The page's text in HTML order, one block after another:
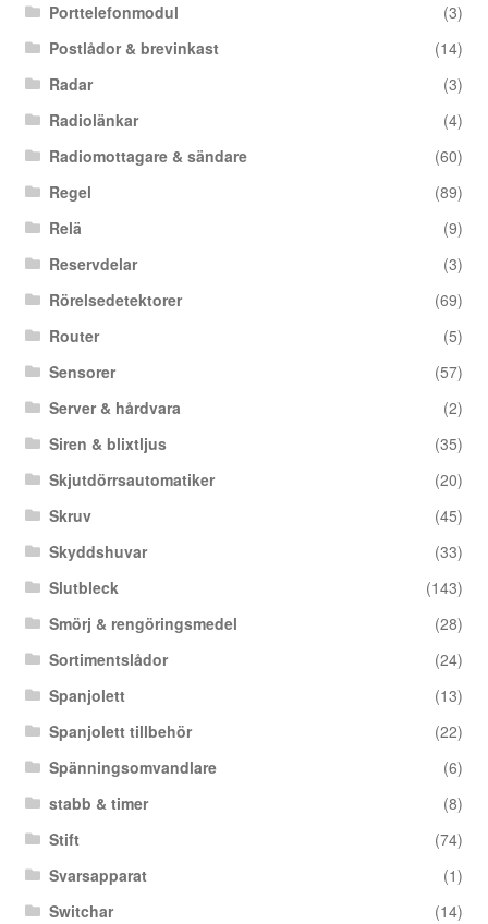
Porttelefonmodul
(3)
Postlådor & brevinkast
(14)
Radar
(3)
Radiolänkar
(4)
Radiomottagare & sändare
(60)
Regel
(89)
Relä
(9)
Reservdelar
(3)
Rörelsedetektorer
(69)
Router
(5)
Sensorer
(57)
Server & hårdvara
(2)
Siren & blixtljus
(35)
Skjutdörrsautomatiker
(20)
Skruv
(45)
Skyddshuvar
(33)
Slutbleck
(143)
Smörj & rengöringsmedel
(28)
Sortimentslådor
(24)
Spanjolett
(13)
Spanjolett tillbehör
(22)
Spänningsomvandlare
(6)
stabb & timer
(8)
Stift
(74)
Svarsapparat
(1)
Switchar
(14)